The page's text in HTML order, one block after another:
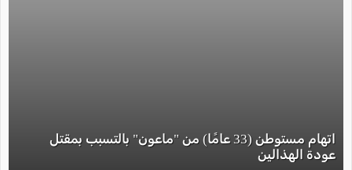
اتهام مستوطن (33 عامًا) من "ماعون" بالتسبب بمقتل
عودة الهذالين